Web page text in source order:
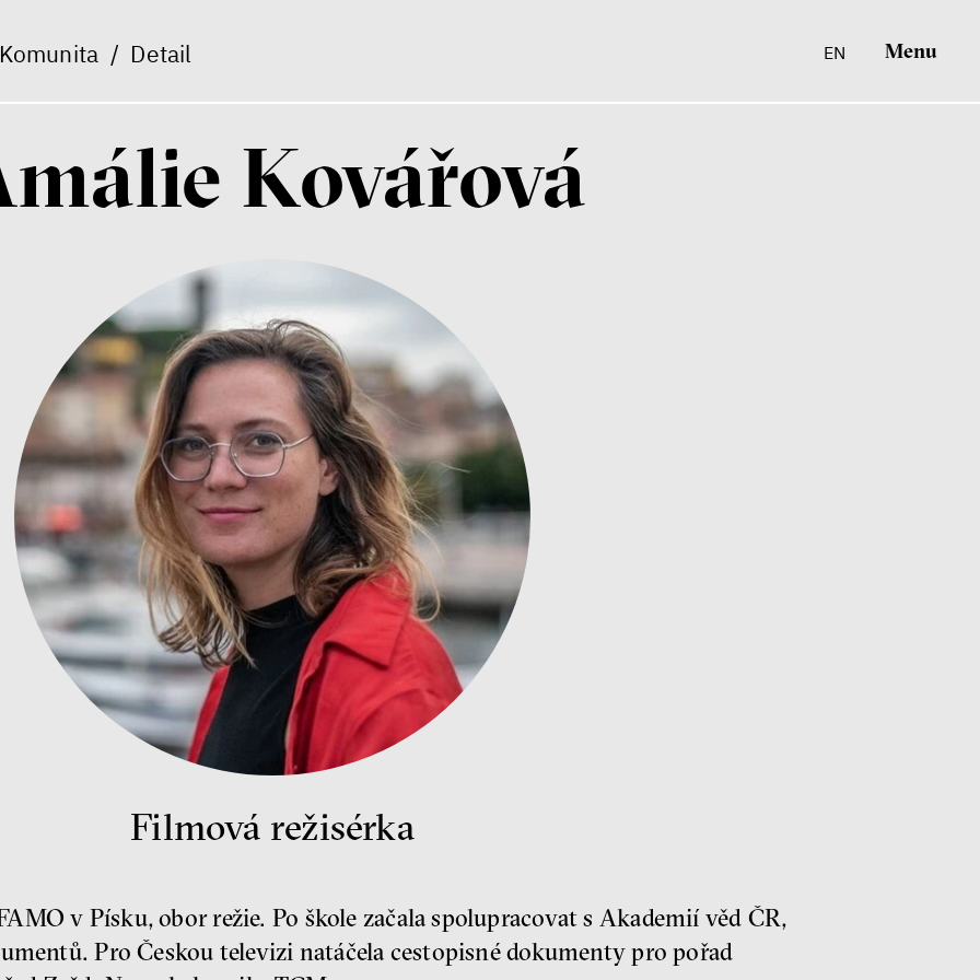
Komunita / Detail EN Menu
Kovářová
Filmová režisérka
v Písku, obor režie. Po škole začala spolupracovat s Akademií věd ČR,
Pro Českou televizi natáčela cestopisné dokumenty pro pořad